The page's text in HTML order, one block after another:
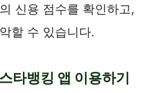
신용 점수를 확인하고,
할 수 있습니다.
타뱅킹 앱 이용하기